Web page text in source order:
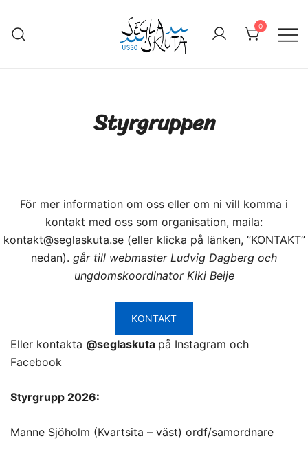
0
Styrgruppen
För mer information om oss eller om ni vill komma i
kontakt med oss som organisation, maila:
kontakt@seglaskuta.se (eller klicka på länken, ”KONTAKT”
nedan). går till webmaster Ludvig Dagberg och
ungdomskoordinator Kiki Beije
KONTAKT
Eller kontakta @seglaskuta på Instagram och
Facebook
Styrgrupp 2026:
Manne Sjöholm (Kvartsita – väst) ordf/samordnare